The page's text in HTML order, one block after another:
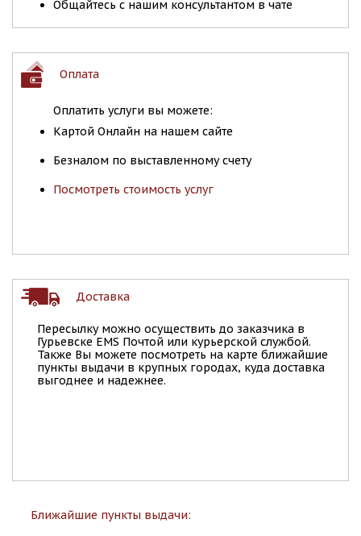
Общайтесь с нашим консультантом в чате
Оплата
Оплатить услуги вы можете:
Картой Онлайн на нашем сайте
Безналом по выставленному счету
Посмотреть стоимость услуг
Доставка
Пересылку можно осуществить до заказчика в
Гурьевске EMS Почтой или курьерской службой.
Также Вы можете посмотреть на карте ближайшие
пункты выдачи в крупных городах, куда доставка
выгоднее и надежнее.
Ближайшие пункты выдачи: